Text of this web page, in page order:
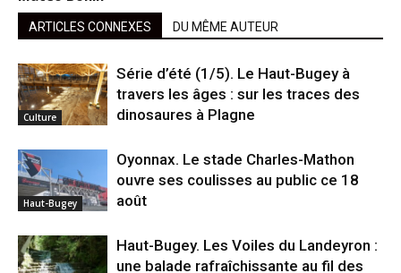
ARTICLES CONNEXES DU MÊME AUTEUR
Culture
Série d’été (1/5). Le Haut-Bugey à
travers les âges : sur les traces des
dinosaures à Plagne
Haut-Bugey
Oyonnax. Le stade Charles-Mathon
ouvre ses coulisses au public ce 18
août
Haut-Bugey. Les Voiles du Landeyron :
une balade rafraîchissante au fil des